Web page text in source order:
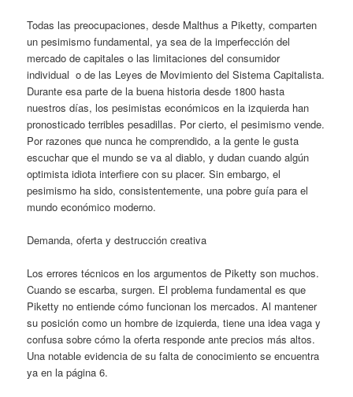
Todas las preocupaciones, desde Malthus a Piketty, comparten
un pesimismo fundamental, ya sea de la imperfección del
mercado de capitales o las limitaciones del consumidor
individual o de las Leyes de Movimiento del Sistema Capitalista.
Durante esa parte de la buena historia desde 1800 hasta
nuestros días, los pesimistas económicos en la izquierda han
pronosticado terribles pesadillas. Por cierto, el pesimismo vende.
Por razones que nunca he comprendido, a la gente le gusta
escuchar que el mundo se va al diablo, y dudan cuando algún
optimista idiota interfiere con su placer. Sin embargo, el
pesimismo ha sido, consistentemente, una pobre guía para el
mundo económico moderno.
Demanda, oferta y destrucción creativa
Los errores técnicos en los argumentos de Piketty son muchos.
Cuando se escarba, surgen. El problema fundamental es que
Piketty no entiende cómo funcionan los mercados. Al mantener
su posición como un hombre de izquierda, tiene una idea vaga y
confusa sobre cómo la oferta responde ante precios más altos.
Una notable evidencia de su falta de conocimiento se encuentra
ya en la página 6.